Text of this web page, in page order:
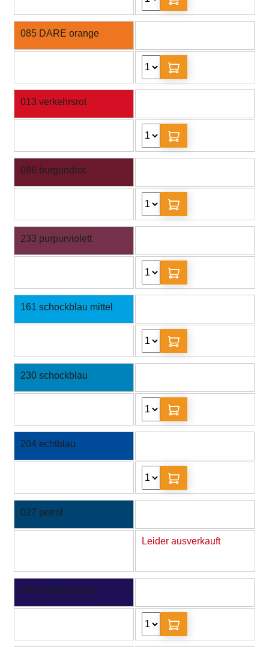
085 DARE orange
013 verkehrsrot
086 burgundrot
233 purpurviolett
161 schockblau mittel
230 schockblau
204 echtblau
027 petrol
Leider ausverkauft
043 violett dunkel